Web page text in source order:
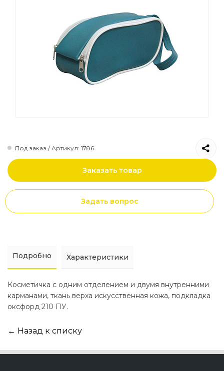
Рюкзаки городские
Сумки на пояс
Под заказ / Артикул: 1786
Заказать товар
Задать вопрос
Подробно Характеристики
Косметичка с одним отделением и двумя внутренними
карманами, ткань верха искусственная кожа, подкладка
оксфорд 210 ПУ.
← Назад к списку